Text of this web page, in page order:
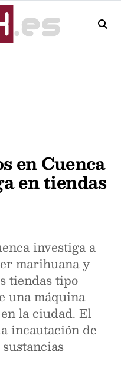
en Cuenca
en tiendas
investiga a
marihuana y
tiendas tipo
una máquina
la ciudad. El
incautación de